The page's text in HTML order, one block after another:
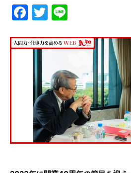
F
a
c
e
b
o
o
k
T
w
itte